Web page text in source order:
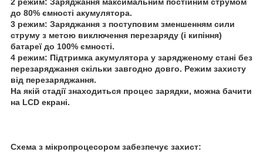
до 80% ємності акумулятора.
3 режим: Заряджання з поступовим зменшенням сили
струму з метою виключення перезаряду (і кипіння)
батареї до 100% ємності.
4 режим: Підтримка акумулятора у зарядженому стані без
перезаряджання скільки завгодно довго. Режим захисту
від перезаряджання.
На якій стадії знаходиться процес зарядки, можна бачити
на LCD екрані.
Схема з мікропроцесором забезпечує захист: